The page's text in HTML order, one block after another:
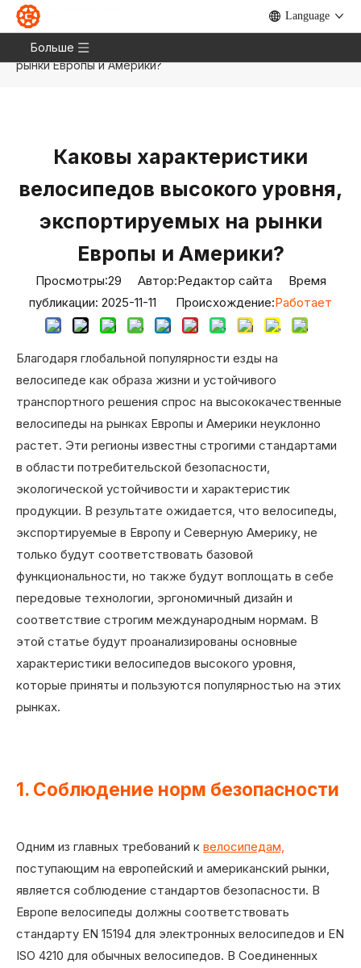
Language
Больше
Дом
Каковы характеристики
велосипедов высокого уровня, экспортируемых на
рынки Европы и Америки?
Каковы характеристики
велосипедов высокого уровня,
экспортируемых на рынки
Европы и Америки?
Просмотры:29 Автор:Pедактор сайта Время
публикации: 2025-11-11 Происхождение:Работает
Благодаря глобальной популярности езды на
велосипеде как образа жизни и устойчивого
транспортного решения спрос на высококачественные
велосипеды на рынках Европы и Америки неуклонно
растет. Эти регионы известны строгими стандартами
в области потребительской безопасности,
экологической устойчивости и характеристик
продукции. В результате ожидается, что велосипеды,
экспортируемые в Европу и Северную Америку, не
только будут соответствовать базовой
функциональности, но также будут воплощать в себе
передовые технологии, эргономичный дизайн и
соответствие строгим международным нормам. В
этой статье будут проанализированы основные
характеристики велосипедов высокого уровня,
которые приняты и пользуются популярностью на этих
рынках.
1. Соблюдение норм безопасности
Одним из главных требований к велосипедам,
поступающим на европейский и американский рынки,
является соблюдение стандартов безопасности. В
Европе велосипеды должны соответствовать
стандарту EN 15194 для электронных велосипедов и EN
ISO 4210 для обычных велосипедов. В Соединенных